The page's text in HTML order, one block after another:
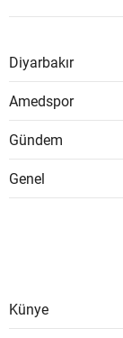
Diyarbakır
Amedspor
Gündem
Genel
Künye